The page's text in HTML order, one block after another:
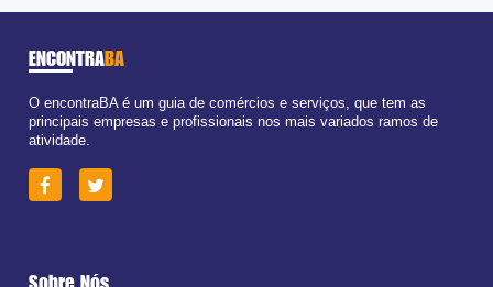
ENCONTRABA
O encontraBA é um guia de comércios e serviços, que tem as
principais empresas e profissionais nos mais variados ramos de
atividade.
Sobre Nós